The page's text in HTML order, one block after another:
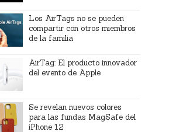
Los AirTags no se pueden
compartir con otros miembros
de la familia
AirTag: El producto innovador
del evento de Apple
Se revelan nuevos colores
para las fundas MagSafe del
iPhone 12